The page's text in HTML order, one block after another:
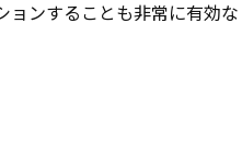
ョンすることも非常に有効な